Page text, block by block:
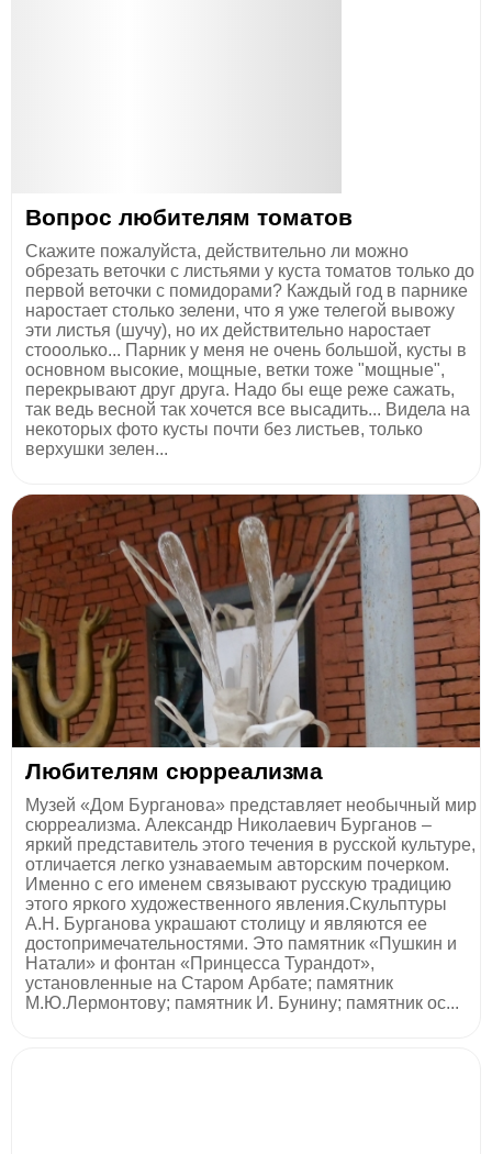
Вопрос любителям томатов
Скажите пожалуйста, действительно ли можно
обрезать веточки с листьями у куста томатов только до
первой веточки с помидорами? Каждый год в парнике
наростает столько зелени, что я уже телегой вывожу
эти листья (шучу), но их действительно наростает
стооолько... Парник у меня не очень большой, кусты в
основном высокие, мощные, ветки тоже "мощные",
перекрывают друг друга. Надо бы еще реже сажать,
так ведь весной так хочется все высадить... Видела на
некоторых фото кусты почти без листьев, только
верхушки зелен...
Любителям сюрреализма
Музей «Дом Бурганова» представляет необычный мир
сюрреализма. Александр Николаевич Бурганов –
яркий представитель этого течения в русской культуре,
отличается легко узнаваемым авторским почерком.
Именно с его именем связывают русскую традицию
этого яркого художественного явления.Скульптуры
А.Н. Бурганова украшают столицу и являются ее
достопримечательностями. Это памятник «Пушкин и
Натали» и фонтан «Принцесса Турандот»,
установленные на Старом Арбате; памятник
М.Ю.Лермонтову; памятник И. Бунину; памятник ос...